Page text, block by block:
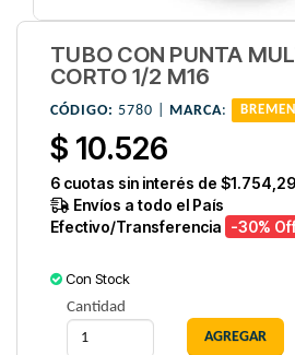
TUBO CON PUNTA
CORTO 1/2 M16
CÓDIGO: 5780 | MARCA: BREMEN
$ 10.526
6 cuotas sin interés de $1.754,29
Envíos a todo el País
Efectivo/Transferencia -30%
Con Stock
Cantidad